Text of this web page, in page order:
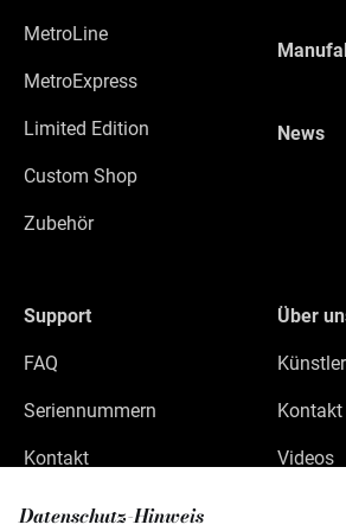
Datenschutz-Hinweis
MetroLine
MetroExpress
Limited Edition
Custom Shop
Zubehör
News
Support
FAQ
Seriennummern
Kontakt
Über
Künstler
Kontakt
Videos